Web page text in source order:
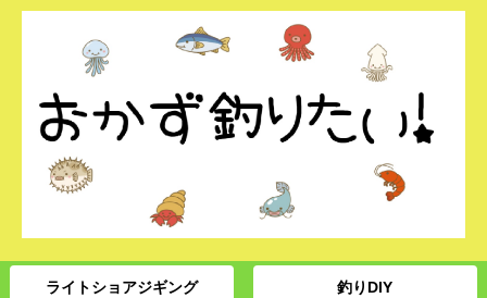
ライトショアジギング 釣りDIY